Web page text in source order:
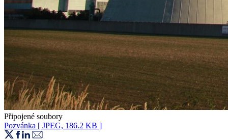
Připojené soubory
Pozvánka [ JPEG, 186.2 KB ]